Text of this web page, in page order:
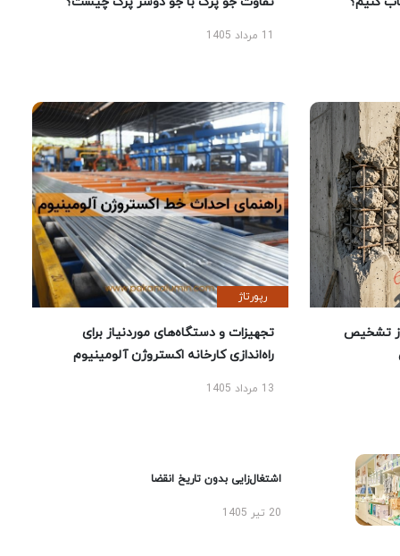
تشخیص
رپورتاژ
تجهیزات و دستگاه‌های موردنیاز برای
راه‌اندازی کارخانه اکستروژن آلومینیوم
13 مرداد 1405
اشتغال‌زایی بدون تاریخ انقضا
20 تیر 1405